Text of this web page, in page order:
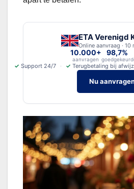
ETA Verenigd
Online aanvraag · 10
10.000+
aanvragen
98,7%
goedgekeurd
✓ Support 24/7 ✓ Terugbetaling bij
Nu